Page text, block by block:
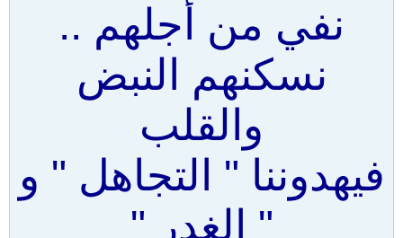
نفي من أجلهم ..
نسكنهم النبض
والقلب
فيهدوننا " التجاهل " و
" الغدر "